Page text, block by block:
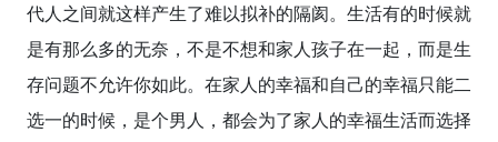
代人之间就这样产生了难以拟补的隔阂。生活有的时候就
是有那么多的无奈，不是不想和家人孩子在一起，而是生
存问题不允许你如此。在家人的幸福和自己的幸福只能二
选一的时候，是个男人，都会为了家人的幸福生活而选择